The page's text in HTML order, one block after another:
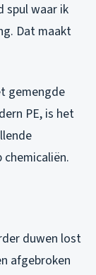
spul waar ik
Dat maakt
gemengde
PE, is het
duwen lost
afgebroken